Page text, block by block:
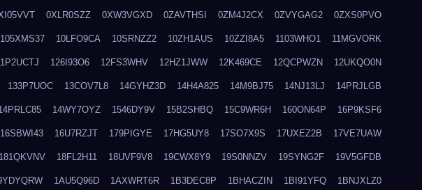
0XLR0SZZ 0XW3VGXD 0ZAVTHSI 0ZM4J2CX 0ZVYGAG2 0ZXS0PVO
105XMS37 10LFO9CA 10SRNZZ2 10ZH1AUS 10ZZI8A5 1103WHO1 11MGVORK
126I93O6 12FS3WHV 12HZ1JWW 12K469CE 12QCPWZN 12UKQO0N
133P7UOC 13COV7L8 14GYHZ3D 14H4A825 14M9BJ75 14NJ13LJ 14PRJLGB
14WY7OYZ 1546DY9V 15B2SHBQ 15C9WR6H 160ON64P 16P9KSF6
16SBWI43 16U7RZJT 179PIGYE 17HG5UY8 17SO7X9S 17UXEZ2B 17VE7UAW
181QKVNV 18FL2H11 18UVF9V8 19CWX8Y9 19S0NNZV 19SYNG2F 19V5GFDB
1AU5Q96D 1AXWRT6R 1B3DEC8P 1BHACZIN 1BI91YFQ 1BNJXLZ0